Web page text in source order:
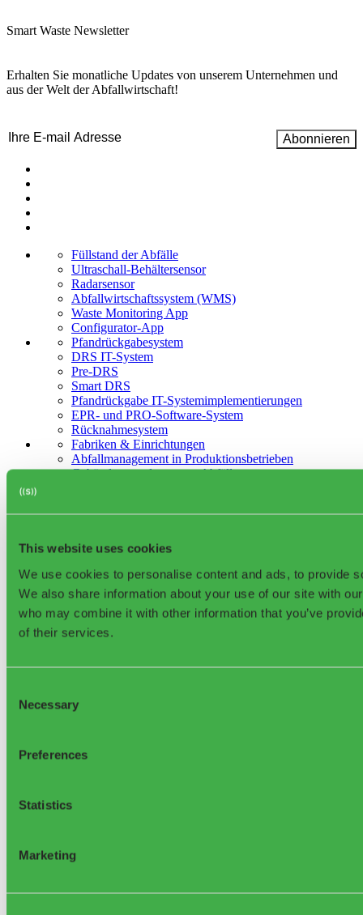
This website uses cookies
We use cookies to personalise content and ads, to provide
We also share information about your use of our site with
who may combine it with other information that you’ve
of their services.
Selection
Necessary
Preferences
Statistics
Marketing
Smart Waste Newsletter
Erhalten Sie monatliche Updates von unserem Unternehmen und
aus der Welt der Abfallwirtschaft!
Email(erforderlich)
Füllstand der Abfälle
Ultraschall-Behältersensor
Radarsensor
Abfallwirtschaftssystem (WMS)
Waste Monitoring App
Configurator-App
Pfand­rückgabesystem
DRS IT-System
Pre-DRS
Smart DRS
Pfandrückgabe IT-Systemimplementierungen
EPR- und PRO-Software-System
Rücknahmesystem
Fabriken & Einrichtungen
Abfallmanagement in Produktionsbetrieben
Gebäudeverwaltung von Abfällen
Lockneo
Bin Service App
Routenplanung
Fahrer-App
Abfall-Asset-Management
RFID-Abfallbehälter-Tags
Analyse der Sammlungseffizienz
Blog
Partnernetzwerk
Auszeichnungen & Anerkennungen
©2025, Sensoneo j. s. a. Alle Rechte vorbehalten